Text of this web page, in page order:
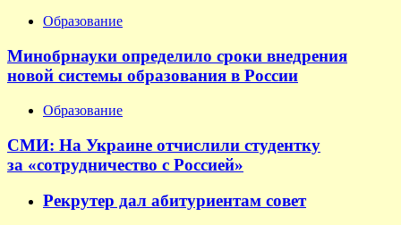
Образование
Минобрнауки определило сроки внедрения
новой системы образования в России
Образование
СМИ: На Украине отчислили студентку
за «сотрудничество с Россией»
Рекрутер дал абитуриентам совет